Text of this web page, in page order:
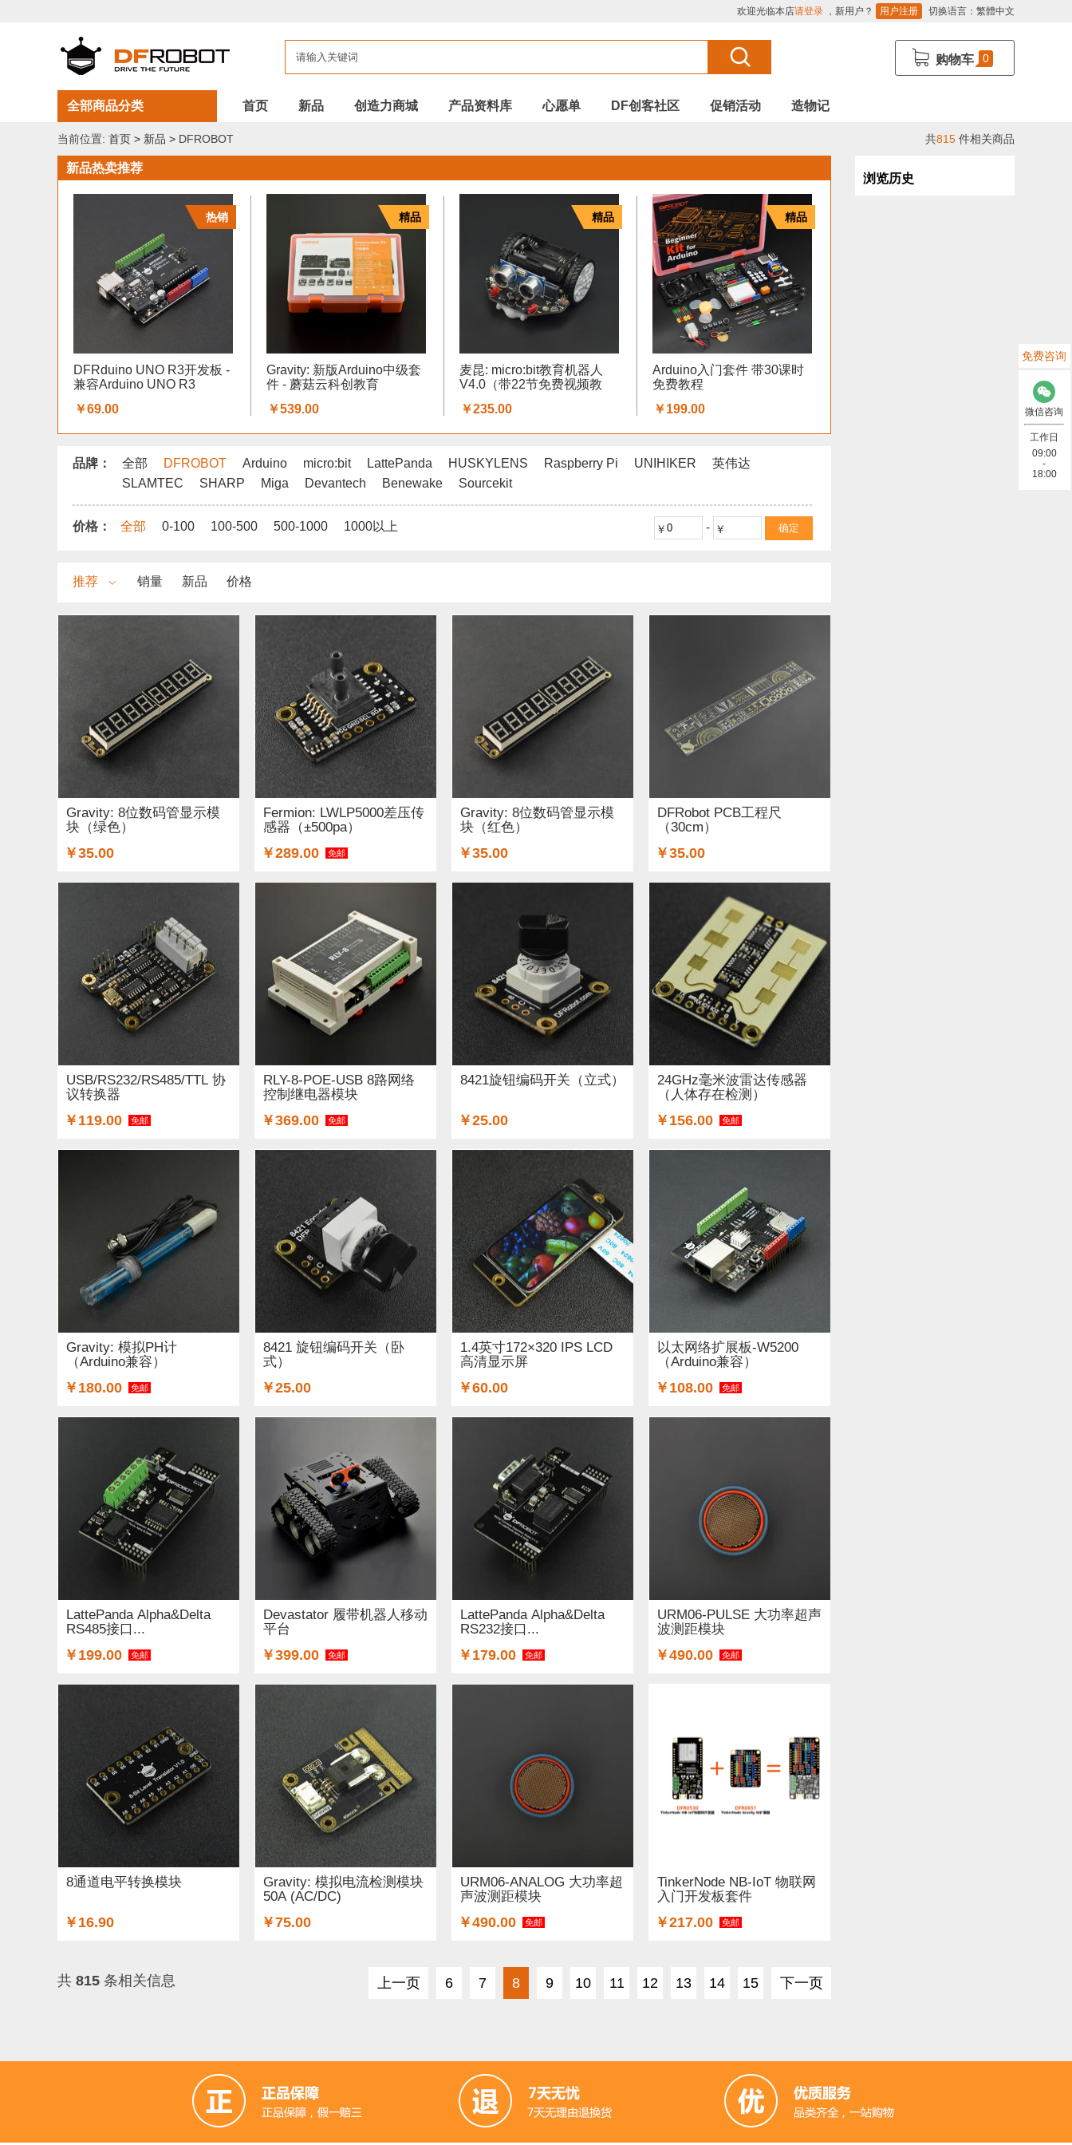
欢迎光临本店请登录 ，新用户？ 用户注册 切换语言： 繁體中文
购物车 0
全部商品分类 首页 新品 创造力商城 产品资料库 心愿单 DF创客社区 促销活动 造物记
当前位置: 首页 > 新品 > DFROBOT 共815 件相关商品
新品热卖推荐
热销
DFRduino UNO R3开发板 -
兼容Arduino UNO R3
￥69.00
精品
Gravity: 新版Arduino中级套
件 - 蘑菇云科创教育
￥539.00
精品
麦昆: micro:bit教育机器人
V4.0（带22节免费视频教
￥235.00
精品
Arduino入门套件 带30课时
免费教程
￥199.00
品牌： 全部 DFROBOT Arduino micro:bit LattePanda HUSKYLENS Raspberry Pi UNIHIKER
英伟达
SLAMTEC
SHARP Miga Devantech Benewake Sourcekit
价格： 全部 0-100 100-500 500-1000 1000以上 -
推荐 销量 新品 价格
Gravity: 8位数码管显示模
块（绿色）
￥35.00
Fermion: LWLP5000差压传
感器（±500pa）
￥289.00 免邮
Gravity: 8位数码管显示模
块（红色）
￥35.00
DFRobot PCB工程尺
（30cm）
￥35.00
USB/RS232/RS485/TTL 协
议转换器
￥119.00 免邮
RLY-8-POE-USB 8路网络
控制继电器模块
￥369.00 免邮
8421旋钮编码开关（立式）
￥25.00
24GHz毫米波雷达传感器
（人体存在检测）
￥156.00 免邮
Gravity: 模拟PH计
（Arduino兼容）
￥180.00 免邮
8421 旋钮编码开关（卧
式）
￥25.00
1.4英寸172×320 IPS LCD
高清显示屏
￥60.00
以太网络扩展板-W5200
（Arduino兼容）
￥108.00 免邮
LattePanda Alpha&Delta
RS485接口...
￥199.00 免邮
Devastator 履带机器人移动
平台
￥399.00 免邮
LattePanda Alpha&Delta
RS232接口...
￥179.00 免邮
URM06-PULSE 大功率超声
波测距模块
￥490.00 免邮
8通道电平转换模块
￥16.90
Gravity: 模拟电流检测模块
50A (AC/DC)
￥75.00
URM06-ANALOG 大功率超
声波测距模块
￥490.00 免邮
TinkerNode NB-IoT 物联网
入门开发板套件
￥217.00 免邮
共 815 条相关信息 上一页 6 7 8 9 10 11 12 13 14 15 下一页
浏览历史
免费咨询
微信咨询
工作日
09:00
-
18:00